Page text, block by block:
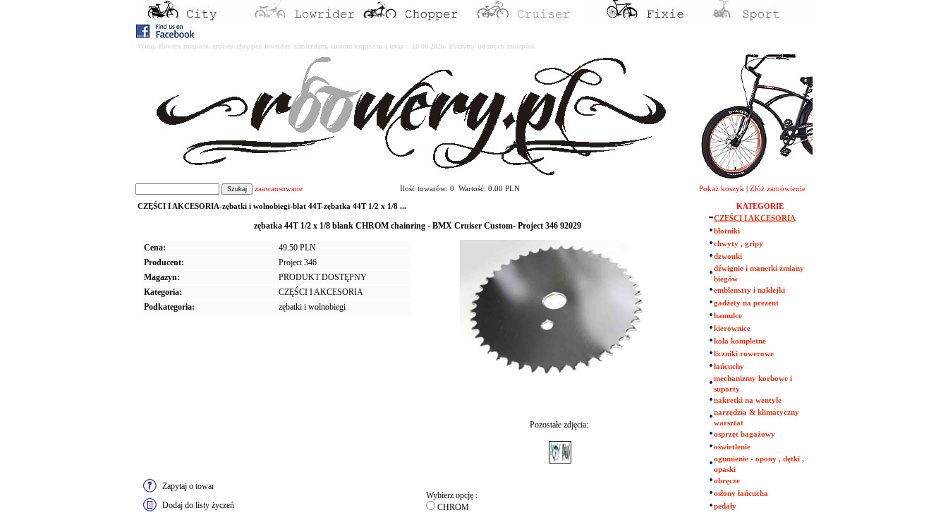
Witaj. Rowery miejskie, cruiser, chopper, lowrider, amsterdam, custom kupisz tu i teraz : 10-08-2026. Życzymy udanych zakupów.
zaawansowane Ilość towarów: 0 Wartość: 0.00 PLN Pokaż koszyk Złóż zamówienie
CZĘŚCI I AKCESORIA-zębatki i wolnobiegi-blat 44T-zębatka 44T 1/2 x 1/8 ...
zębatka 44T 1/2 x 1/8 blank CHROM chainring - BMX Cruiser Custom- Project 346 92029
Cena:
49.50 PLN
Producent:
Project 346
Magazyn:
PRODUKT DOSTĘPNY
Kategoria:
CZĘŚCI I AKCESORIA
Podkategoria:
zębatki i wolnobiegi
Pozostałe zdjęcia:
Zapytaj o towar
Dodaj do listy życzeń
Wybierz opcję :
CHROM
KATEGORIE
CZĘŚCI I AKCESORIA
błotniki
chwyty , gripy
dzwonki
dźwignie i manetki zmiany
biegów
emblematy i naklejki
gadżety na prezent
hamulce
kierownice
koła kompletne
liczniki rowerowe
łańcuchy
mechanizmy korbowe i
suporty
nakretki na wentyle
narzędzia & klimatyczny
warsztat
osprzęt bagażowy
oświetlenie
ogumienie - opony , dętki ,
opaski
obręcze
osłony łańcucha
pedały